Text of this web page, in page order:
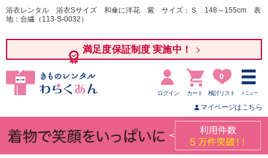
浴衣レンタル 浴衣Sサイズ 和傘に洋花 紫 サイズ：Ｓ 148～155cm 表
地：合繊（113-S-0032）
満足度保証制度 実施中！
ログイン カート
0
検討リスト メニュー
マイページはこちら